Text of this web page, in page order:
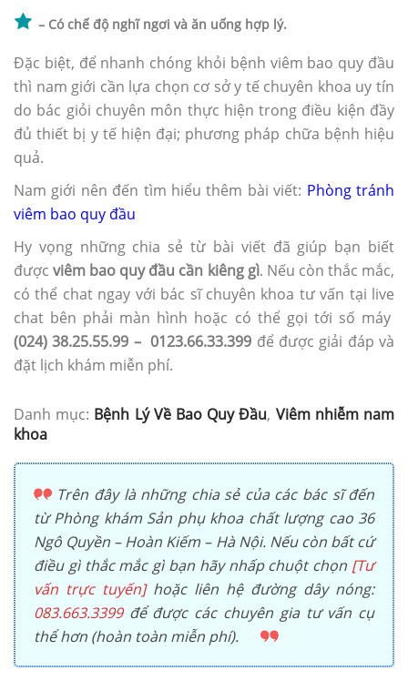
– Có chế độ nghĩ ngơi và ăn uống hợp lý.
Đặc biệt, để nhanh chóng khỏi bệnh viêm bao quy đầu
thì nam giới cần lựa chọn cơ sở y tế chuyên khoa uy tín
do bác giỏi chuyên môn thực hiện trong điều kiện đầy
đủ thiết bị y tế hiện đại; phương pháp chữa bệnh hiệu
quả.
Nam giới nên đến tìm hiểu thêm bài viết: Phòng tránh
viêm bao quy đầu
Hy vọng những chia sẻ từ bài viết đã giúp bạn biết
đượcviêm bao quy đầu cần kiêng gì. Nếu còn thắc mắc,
có thể chat ngay với bác sĩ chuyên khoa tư vấn tại live
chat bên phải màn hình hoặc có thể gọi tới số máy
(024) 38.25.55.99 – 0123.66.33.399 để được giải đáp và
đặt lịch khám miễn phí.
Danh mục: Bệnh Lý Về Bao Quy Đầu, Viêm nhiễm nam
khoa
Trên đây là những chia sẻ của các bác sĩ đến
từ Phòng khám Sản phụ khoa chất lượng cao 36
Ngô Quyền – Hoàn Kiếm – Hà Nội. Nếu còn bất cứ
điều gì thắc mắc gì bạn hãy nhấp chuột chọn [Tư
vấn trực tuyến]hoặc liên hệ đường dây nóng:
083.663.3399để được các chuyên gia tư vấn cụ
thể hơn (hoàn toàn miễn phí).